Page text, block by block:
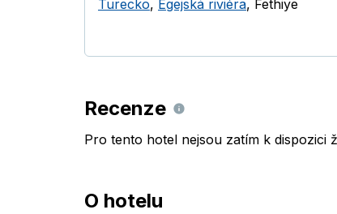
Turecko, Egejská riviéra, Fethiye
Recenze
Pro tento hotel nejsou zatím k dispozici
O hotelu